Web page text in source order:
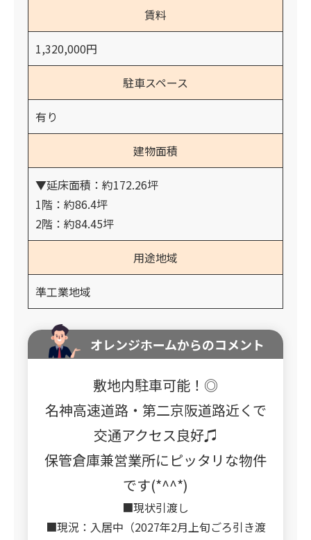
賃料
1,320,000円
駐車スペース
有り
建物面積
▼延床面積：約172.26坪
1階：約86.4坪
2階：約84.45坪
用途地域
準工業地域
オレンジホームからのコメント
敷地内駐車可能！◎
名神高速道路・第二京阪道路近くで
交通アクセス良好♫
保管倉庫兼営業所にピッタリな物件
です(*^^*)
■現状引渡し
■現況：入居中（2027年2月上旬ごろ引き渡